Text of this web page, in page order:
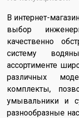
В интернет-
выбор
качественно
систему
ассортименте
различных
комплекты,
умывальники и
разнообразные